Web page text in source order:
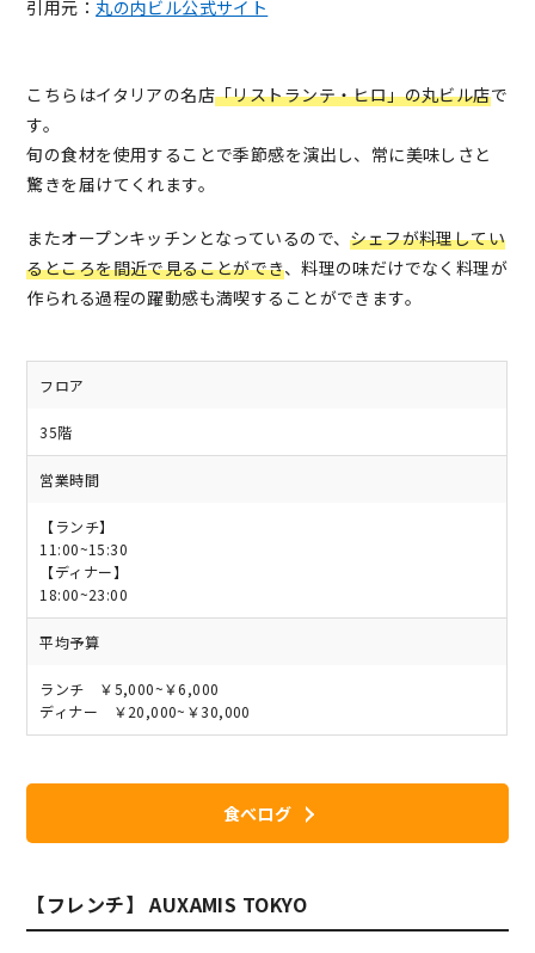
引用元： 丸の内ビル公式サイト
こちらはイタリアの名店「リストランテ・ヒロ」の丸ビル店で
す。
旬の食材を使用することで季節感を演出し、常に美味しさと
驚きを届けてくれます。
またオープンキッチンとなっているので、シェフが料理してい
るところを間近で見ることができ、料理の味だけでなく料理が
作られる過程の躍動感も満喫することができます。
フロア
35階
営業時間
【ランチ】
11:00~15:30
【ディナー】
18:00~23:00
平均予算
ランチ ￥5,000~￥6,000
ディナー ￥20,000~￥30,000
食べログ
【フレンチ】 AUXAMIS TOKYO